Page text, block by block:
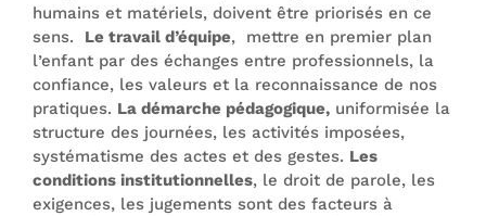
humains et matériels, doivent être priorisés en ce
sens. Le travail d’équipe, mettre en premier plan
l’enfant par des échanges entre professionnels, la
confiance, les valeurs et la reconnaissance de nos
pratiques. La démarche pédagogique, uniformisée la
structure des journées, les activités imposées,
systématisme des actes et des gestes. Les
conditions institutionnelles, le droit de parole, les
exigences, les jugements sont des facteurs à